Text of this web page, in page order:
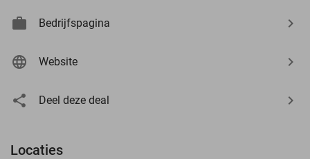
Bedrijfspagina
Website
Deel deze deal
Locaties